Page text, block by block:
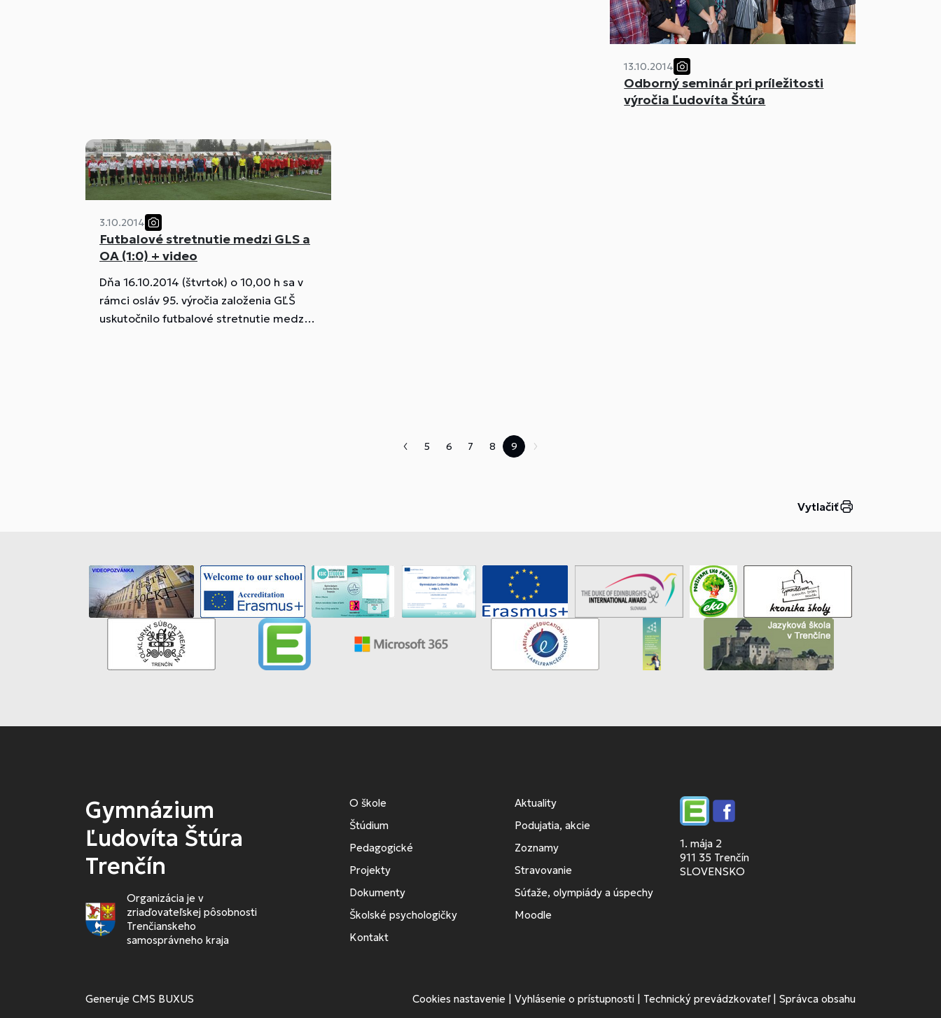
13.10.2014
Odborný seminár pri príležitosti
výročia Ľudovíta Štúra
3.10.2014
Futbalové stretnutie medzi GLS a
OA (1:0) + video
Dňa 16.10.2014 (štvrtok) o 10,00 h sa v
rámci osláv 95. výročia založenia GĽŠ
uskutočnilo futbalové stretnutie medzi
5 6 7 8 9
Vytlačiť
Gymnázium
Ľudovíta Štúra
Trenčín
Organizácia je v
zriaďovateľskej pôsobnosti
Trenčianskeho
samosprávneho kraja
O škole
Štúdium
Pedagogické
Projekty
Dokumenty
Školské psychologičky
Kontakt
Aktuality
Podujatia, akcie
Zoznamy
Stravovanie
Súťaže, olympiády a úspechy
Moodle
EdupageFacebook
1. mája 2
911 35 Trenčín
SLOVENSKO
Generuje CMS BUXUS Cookies nastavenie | Vyhlásenie o prístupnosti | Technický prevádzkovateľ| Správca obsahu